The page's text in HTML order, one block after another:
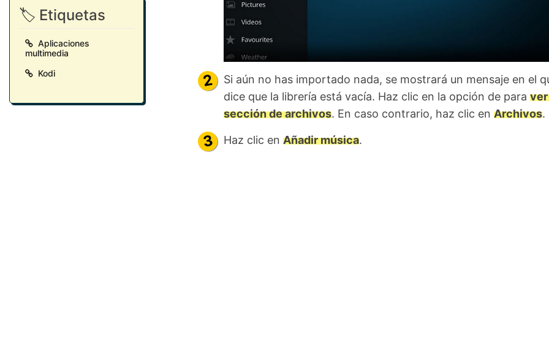
🏷️ Etiquetas
Aplicaciones
multimedia
Kodi
Si aún no has importado nada, se mostrará un mensaje en el
dice que la librería está vacía. Haz clic en la opción de para ver
sección de archivos. En caso contrario, haz clic en Archivos.
Haz clic en Añadir música.